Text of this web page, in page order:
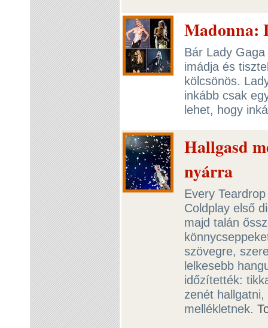
Madonna:
Bár Lady
imádja és
kölcsönös.
inkább csak
lehet, hogy
Hallgasd
nyárra
Every
Coldplay első
majd talán
szövegre,
lelkesebb
időzítették:
zenét
mellékletnek.